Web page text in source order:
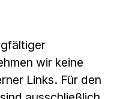
wir keine
Links. Für den